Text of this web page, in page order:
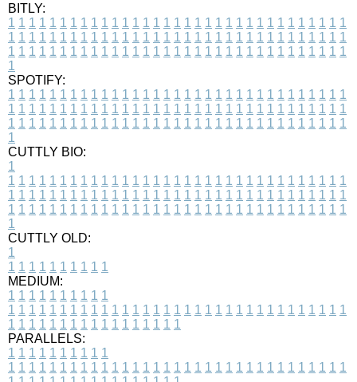
BITLY:
1 1 1 1 1 1 1 1 1 1 1 1 1 1 1 1 1 1 1 1 1 1 1 1 1 1 1 1 1 1 1 1 1
1 1 1 1 1 1 1 1 1 1 1 1 1 1 1 1 1 1 1 1 1 1 1 1 1 1 1 1 1 1 1 1 1
1 1 1 1 1 1 1 1 1 1 1 1 1 1 1 1 1 1 1 1 1 1 1 1 1 1 1 1 1 1 1 1 1
1
SPOTIFY:
1 1 1 1 1 1 1 1 1 1 1 1 1 1 1 1 1 1 1 1 1 1 1 1 1 1 1 1 1 1 1 1 1
1 1 1 1 1 1 1 1 1 1 1 1 1 1 1 1 1 1 1 1 1 1 1 1 1 1 1 1 1 1 1 1 1
1 1 1 1 1 1 1 1 1 1 1 1 1 1 1 1 1 1 1 1 1 1 1 1 1 1 1 1 1 1 1 1 1
1
CUTTLY BIO:
1
1 1 1 1 1 1 1 1 1 1 1 1 1 1 1 1 1 1 1 1 1 1 1 1 1 1 1 1 1 1 1 1 1
1 1 1 1 1 1 1 1 1 1 1 1 1 1 1 1 1 1 1 1 1 1 1 1 1 1 1 1 1 1 1 1 1
1 1 1 1 1 1 1 1 1 1 1 1 1 1 1 1 1 1 1 1 1 1 1 1 1 1 1 1 1 1 1 1 1
1
CUTTLY OLD:
1
1 1 1 1 1 1 1 1 1 1
MEDIUM:
1 1 1 1 1 1 1 1 1 1
1 1 1 1 1 1 1 1 1 1 1 1 1 1 1 1 1 1 1 1 1 1 1 1 1 1 1 1 1 1 1 1 1
1 1 1 1 1 1 1 1 1 1 1 1 1 1 1 1 1
PARALLELS:
1 1 1 1 1 1 1 1 1 1
1 1 1 1 1 1 1 1 1 1 1 1 1 1 1 1 1 1 1 1 1 1 1 1 1 1 1 1 1 1 1 1 1